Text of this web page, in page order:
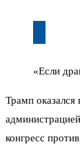
«Если
Трамп
конгресс